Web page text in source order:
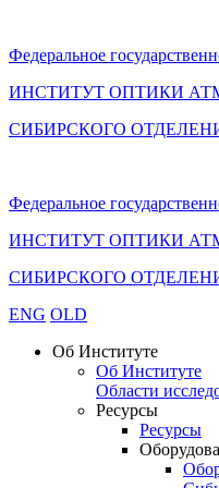
Федеральное
ИНСТИТУТ ОПТИКИ
СИБИРСКОГО
Федеральное
ИНСТИТУТ ОПТИКИ
СИБИРСКОГО
ENG OLD
Об Институте
Об Институте
Области
Ресурсы
Ресурсы